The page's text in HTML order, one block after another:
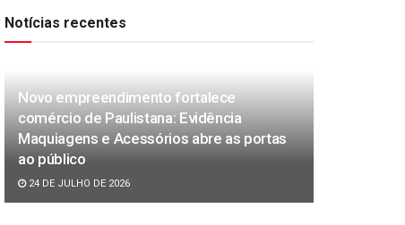
Notícias recentes
Novo empreendimento fortalece
comércio de Paulistana: Evidência
Maquiagens e Acessórios abre as portas
ao público
24 DE JULHO DE 2026